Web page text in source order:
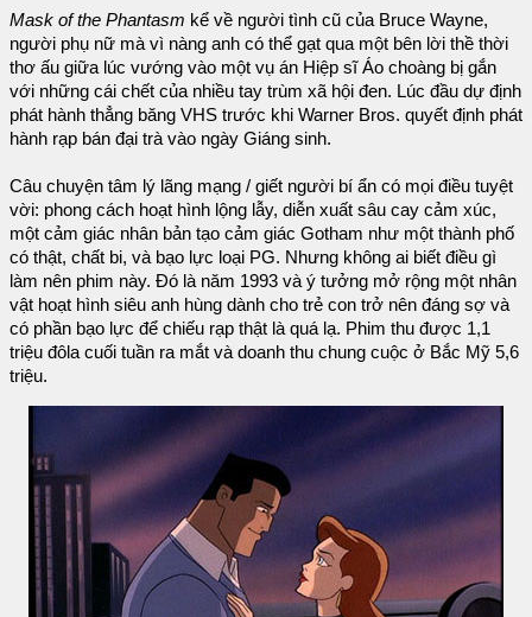
Mask of the Phantasm kể về người tình cũ của Bruce Wayne,
người phụ nữ mà vì nàng anh có thể gạt qua một bên lời thề thời
thơ ấu giữa lúc vướng vào một vụ án Hiệp sĩ Áo choàng bị gắn
với những cái chết của nhiều tay trùm xã hội đen. Lúc đầu dự định
phát hành thẳng băng VHS trước khi Warner Bros. quyết định phát
hành rạp bán đại trà vào ngày Giáng sinh.
Câu chuyện tâm lý lãng mạng / giết người bí ẩn có mọi điều tuyệt
vời: phong cách hoạt hình lộng lẫy, diễn xuất sâu cay cảm xúc,
một cảm giác nhân bản tạo cảm giác Gotham như một thành phố
có thật, chất bi, và bạo lực loại PG. Nhưng không ai biết điều gì
làm nên phim này. Đó là năm 1993 và ý tưởng mở rộng một nhân
vật hoạt hình siêu anh hùng dành cho trẻ con trở nên đáng sợ và
có phần bạo lực để chiếu rạp thật là quá lạ. Phim thu được 1,1
triệu đôla cuối tuần ra mắt và doanh thu chung cuộc ở Bắc Mỹ 5,6
triệu.